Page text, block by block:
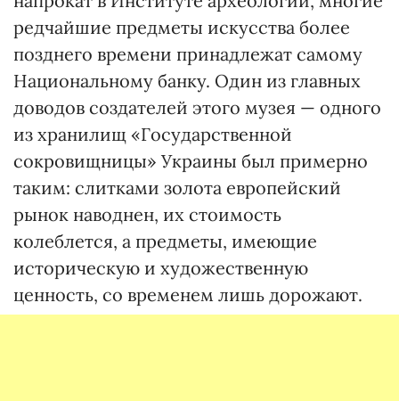
редчайшие предметы искусства более
позднего времени принадлежат самому
Национальному банку. Один из главных
доводов создателей этого музея — одного
из хранилищ «Государственной
сокровищницы» Украины был примерно
таким: слитками золота европейский
рынок наводнен, их стоимость
колеблется, а предметы, имеющие
историческую и художественную
ценность, со временем лишь дорожают.